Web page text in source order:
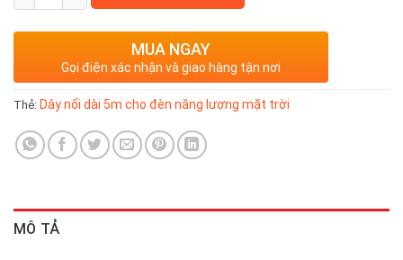
MUA NGAY
Gọi điện xác nhận và giao hàng tận nơi
Thẻ: Dây nối dài 5m cho đèn năng lượng mặt trời
MÔ TẢ